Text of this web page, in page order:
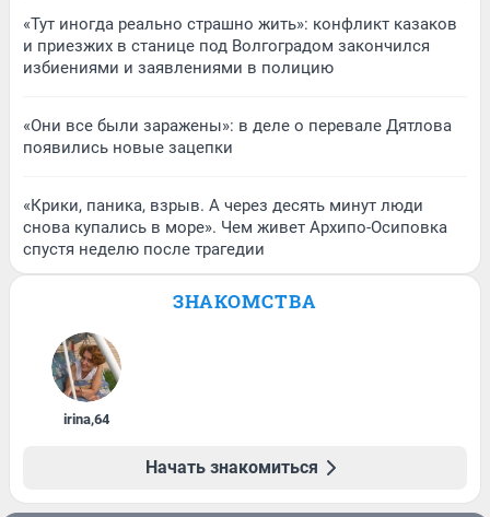
«Тут иногда реально страшно жить»: конфликт казаков
и приезжих в станице под Волгоградом закончился
избиениями и заявлениями в полицию
«Они все были заражены»: в деле о перевале Дятлова
появились новые зацепки
«Крики, паника, взрыв. А через десять минут люди
снова купались в море». Чем живет Архипо-Осиповка
спустя неделю после трагедии
ЗНАКОМСТВА
irina,64
Начать знакомиться